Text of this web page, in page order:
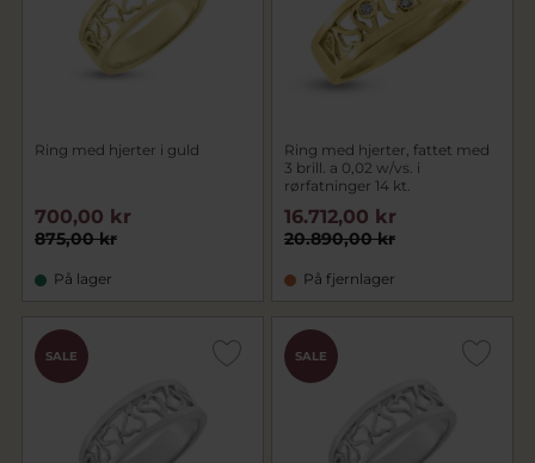
Ring med hjerter i guld
875,00 kr
700,00 kr
På lager
Ring med hjerter, fattet med
3 brill. a 0,02 w/vs. i
rørfatninger 14 kt.
20.890,00 kr
16.712,00 kr
På fjernlager
SALE SALE